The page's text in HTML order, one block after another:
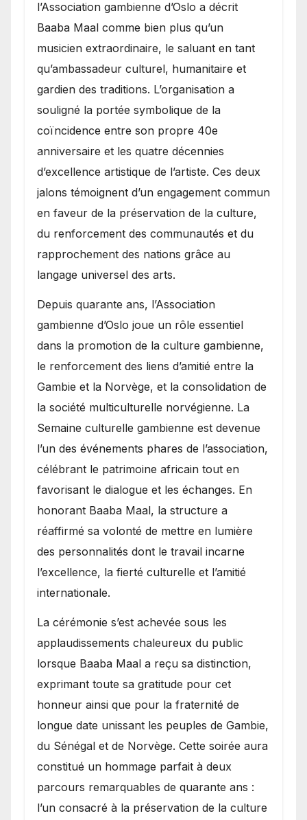
l’Association gambienne d’Oslo a décrit
Baaba Maal comme bien plus qu’un
musicien extraordinaire, le saluant en tant
qu’ambassadeur culturel, humanitaire et
gardien des traditions. L’organisation a
souligné la portée symbolique de la
coïncidence entre son propre 40e
anniversaire et les quatre décennies
d’excellence artistique de l’artiste. Ces deux
jalons témoignent d’un engagement commun
en faveur de la préservation de la culture,
du renforcement des communautés et du
rapprochement des nations grâce au
langage universel des arts.
​Depuis quarante ans, l’Association
gambienne d’Oslo joue un rôle essentiel
dans la promotion de la culture gambienne,
le renforcement des liens d’amitié entre la
Gambie et la Norvège, et la consolidation de
la société multiculturelle norvégienne. La
Semaine culturelle gambienne est devenue
l’un des événements phares de l’association,
célébrant le patrimoine africain tout en
favorisant le dialogue et les échanges. En
honorant Baaba Maal, la structure a
réaffirmé sa volonté de mettre en lumière
des personnalités dont le travail incarne
l’excellence, la fierté culturelle et l’amitié
internationale.
​La cérémonie s’est achevée sous les
applaudissements chaleureux du public
lorsque Baaba Maal a reçu sa distinction,
exprimant toute sa gratitude pour cet
honneur ainsi que pour la fraternité de
longue date unissant les peuples de Gambie,
du Sénégal et de Norvège. Cette soirée aura
constitué un hommage parfait à deux
parcours remarquables de quarante ans :
l’un consacré à la préservation de la culture